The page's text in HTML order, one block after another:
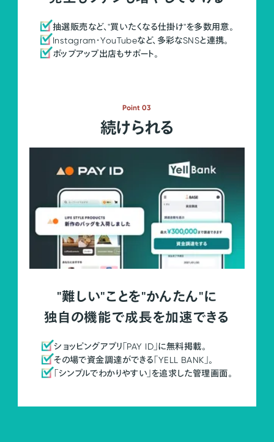
抽選販売など、"買いたくなる仕掛け"を多数用意。
Instagram・YouTubeなど、多彩なSNSと連携。
ポップアップ出店もサポート。
Point 03
続けられる
"難しい"ことを"かんたん"に
独自の機能で成長を加速できる
ショッピングアプリ「PAY ID」に無料掲載。
その場で資金調達ができる「YELL BANK」。
「シンプルでわかりやすい」を追求した管理画面。